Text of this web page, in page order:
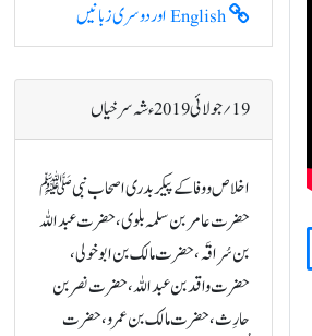
English اور دوسری زبانیں
19؍ جولائی 2019ء شہ سرخیاں
اخلاص و وفا کے پیکر بدری اصحاب نبیﷺ
حضرت عامر بن سلمہ بلوی، حضرت عبداللہ
بن سُراقَہ، حضرت مالک بن ابو خولی،
حضرت واقد بن عبداللہ، حضرت نصر بن
حارِث، حضرت مالک بن عمرو، حضرت